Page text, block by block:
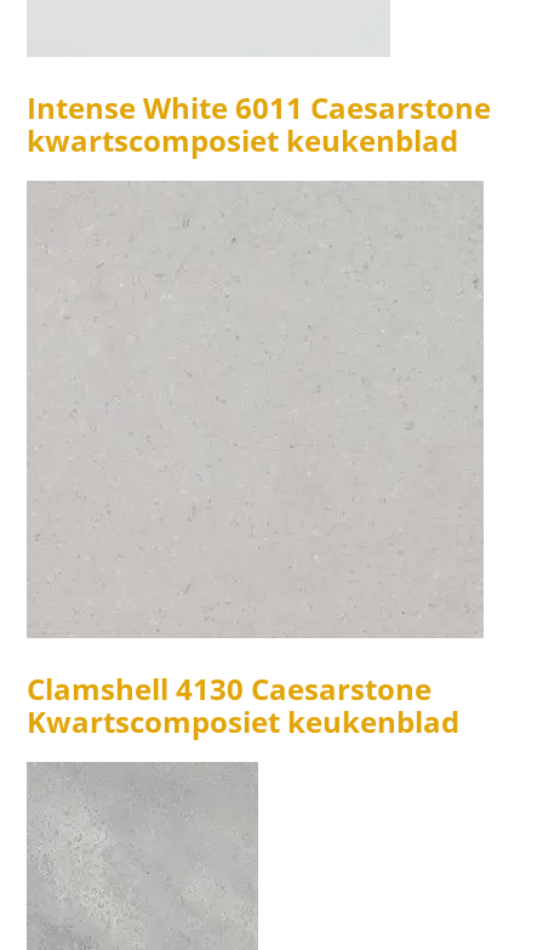
Intense White 6011 Caesarstone
kwartscomposiet keukenblad
Clamshell 4130 Caesarstone
Kwartscomposiet keukenblad